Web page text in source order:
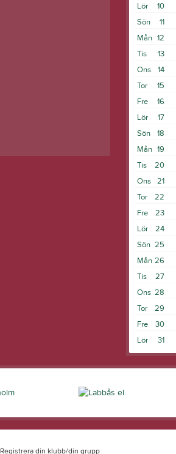
10
Lör
11
Sön
12
Mån
13
Tis
14
Ons
15
Tor
16
Fre
17
Lör
18
Sön
19
Mån
20
Tis
21
Ons
22
Tor
23
Fre
24
Lör
25
Sön
26
Mån
27
Tis
28
Ons
29
Tor
30
Fre
31
Lör
Registrera din klubb/din grupp